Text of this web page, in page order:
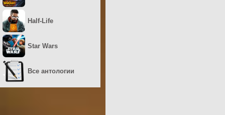
Half-Life
Star Wars
Все антологии